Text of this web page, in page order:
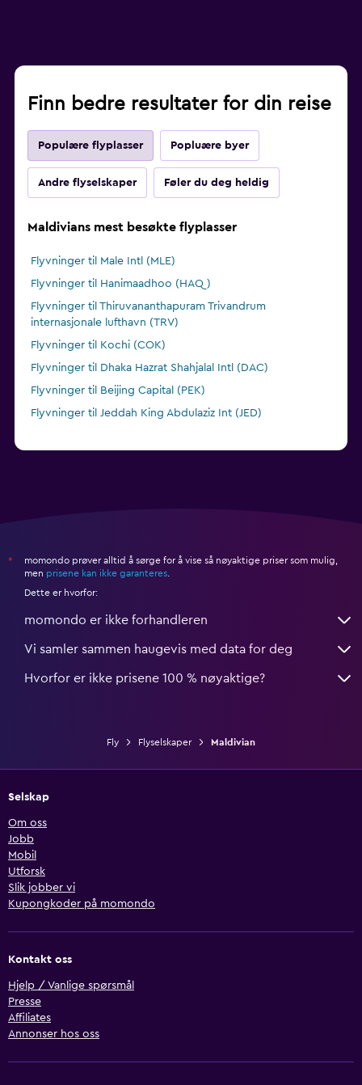
Finn bedre resultater for din reise
Populære flyplasser Popluære byer
Andre flyselskaper Føler du deg heldig
Maldivians mest besøkte flyplasser
Flyvninger til Male Intl (MLE)
Flyvninger til Hanimaadhoo (HAQ)
Flyvninger til Thiruvananthapuram Trivandrum
internasjonale lufthavn (TRV)
Flyvninger til Kochi (COK)
Flyvninger til Dhaka Hazrat Shahjalal Intl (DAC)
Flyvninger til Beijing Capital (PEK)
Flyvninger til Jeddah King Abdulaziz Int (JED)
*
momondo prøver alltid å sørge for å vise så nøyaktige priser som mulig,
men prisene kan ikke garanteres
Dette er hvorfor:
momondo er ikke forhandleren
Vi samler sammen haugevis med data for deg
Hvorfor er ikke prisene 100 % nøyaktige?
Fly Flyselskaper Maldivian
Selskap
Om oss
Jobb
Mobil
Utforsk
Slik jobber vi
Kupongkoder på momondo
Kontakt oss
Hjelp / Vanlige spørsmål
Presse
Affiliates
Annonser hos oss